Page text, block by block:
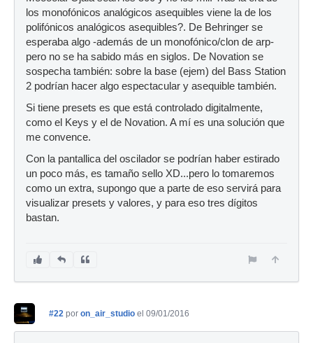
los monofónicos analógicos asequibles viene la de los
polifónicos analógicos asequibles?. De Behringer se
esperaba algo -además de un monofónico/clon de arp-
pero no se ha sabido más en siglos. De Novation se
sospecha también: sobre la base (ejem) del Bass Station
2 podrían hacer algo espectacular y asequible también.
Si tiene presets es que está controlado digitalmente,
como el Keys y el de Novation. A mí es una solución que
me convence.
Con la pantallica del oscilador se podrían haber estirado
un poco más, es tamaño sello XD...pero lo tomaremos
como un extra, supongo que a parte de eso servirá para
visualizar presets y valores, y para eso tres dígitos
bastan.
#22 por on_air_studio el 09/01/2016